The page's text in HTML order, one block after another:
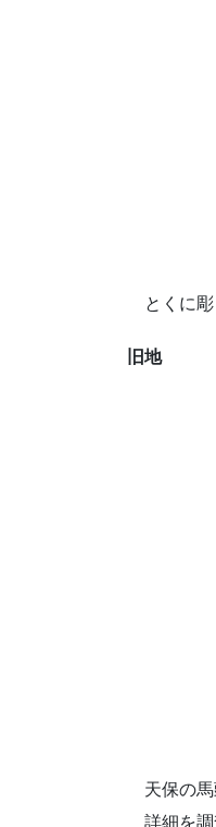
とくに彫
旧地
天保の馬
詳細を調